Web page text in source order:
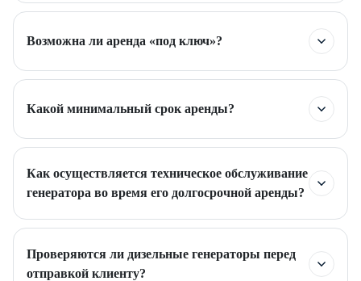
Возможна ли аренда «под ключ»?
Какой минимальный срок аренды?
Как осуществляется техническое обслуживание
генератора во время его долгосрочной аренды?
Проверяются ли дизельные генераторы перед
отправкой клиенту?